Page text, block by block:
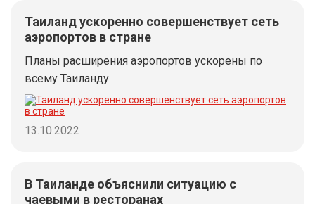
Таиланд ускоренно совершенствует сеть
аэропортов в стране
Планы расширения аэропортов ускорены по
всему Таиланду
13.10.2022
В Таиланде объяснили ситуацию с
чаевыми в ресторанах